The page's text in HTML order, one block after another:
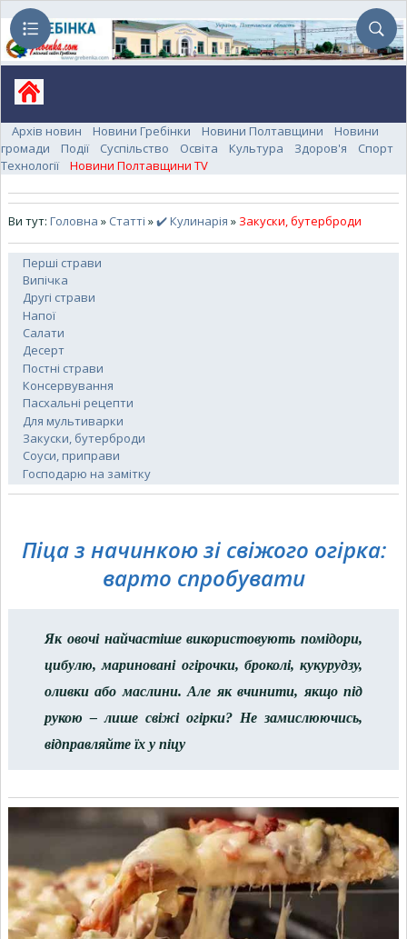
Архів новин Новини Гребінки Новини Полтавщини
Новини
громади
Події Суспільство Освіта Культура Здоров'я
Спорт
Технології
Новини Полтавщини TV
Ви тут: Головна » Статті »✔️ Кулинарія » Закуски, бутерброди
Перші страви
Випічка
Другі страви
Напої
Салати
Десерт
Постні страви
Консервування
Пасхальні рецепти
Для мультиварки
Закуски, бутерброди
Соуси, приправи
Господарю на замітку
Піца з начинкою зі свіжого огірка:
варто спробувати
Як овочі найчастіше використовують помідори,
цибулю, мариновані огірочки, броколі, кукурудзу,
оливки або маслини. Але як вчинити, якщо під
рукою – лише свіжі огірки? Не замислюючись,
відправляйте їх у піцу